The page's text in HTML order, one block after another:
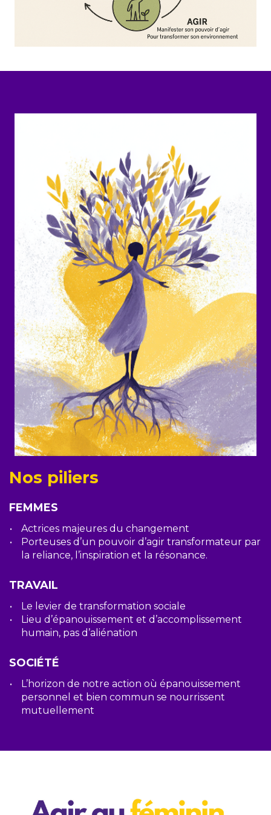
Nos piliers
FEMMES
Actrices majeures du changement
Porteuses d’un pouvoir d’agir transformateur par
la reliance, l’inspiration et la résonance.
TRAVAIL
Le levier de transformation sociale
Lieu d’épanouissement et d’accomplissement
humain, pas d’aliénation
SOCIÉTÉ
L’horizon de notre action où épanouissement
personnel et bien commun se nourrissent
mutuellement